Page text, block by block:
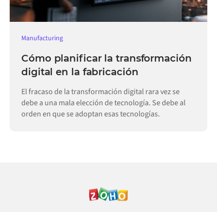
Manufacturing
Cómo planificar la transformación
digital en la fabricación
El fracaso de la transformación digital rara vez se
debe a una mala elección de tecnología. Se debe al
orden en que se adoptan esas tecnologías.